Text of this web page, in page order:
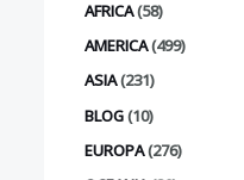
AFRICA(58)
AMERICA(499)
ASIA(231)
BLOG(10)
EUROPA(276)